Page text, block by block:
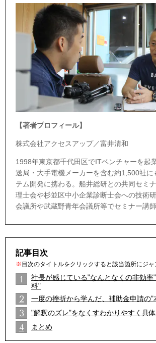
【著者プロフィール】
株式会社アクセスアップ／富井清和
1998年東京都千代田区でITベンチャーを起
送局・大手電機メーカーを含む約1,500社に
テム開発に携わる。船井総研との共同セミ
理士会や杉並区中小企業診断士会への技術
会議所や武蔵野青年会議所等でセミナー講師
記事目次
※ 目次のタイトルをクリックすると該当箇所にジャ
1
社長が感じている"なんとなくの非効率
料"
2
2
一度の挫折から学んだ、補助金申請の"
3
2
"解釈のズレ"をなくすわかりやすく具
4
2
まとめ